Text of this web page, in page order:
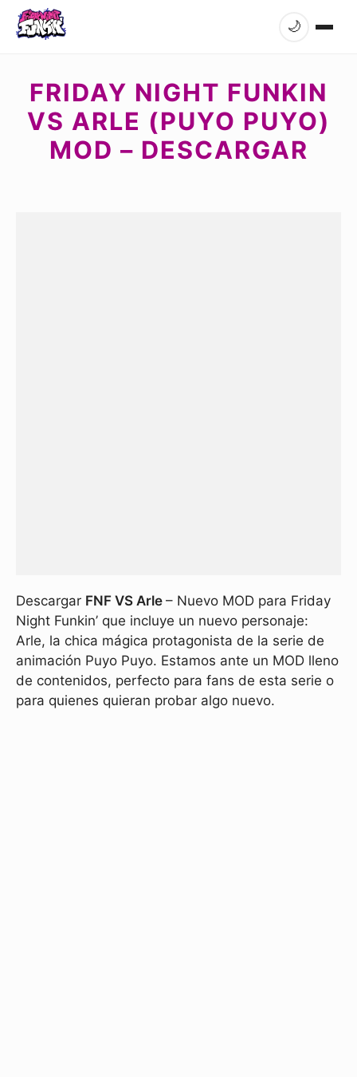
🌙
FRIDAY NIGHT FUNKIN
VS ARLE (PUYO PUYO)
MOD – DESCARGAR
Descargar FNF VS Arle – Nuevo MOD para Friday
Night Funkin’ que incluye un nuevo personaje:
Arle, la chica mágica protagonista de la serie de
animación Puyo Puyo. Estamos ante un MOD lleno
de contenidos, perfecto para fans de esta serie o
para quienes quieran probar algo nuevo.